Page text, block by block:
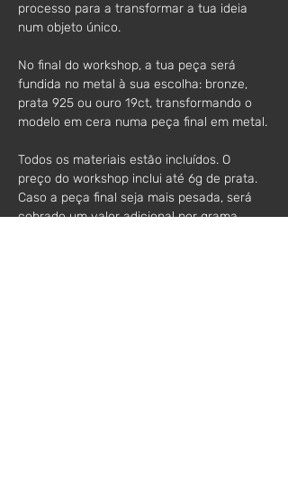
processo para a transformar a tua ideia
num objeto único.
No final do workshop, a tua peça será
fundida no metal à sua escolha: bronze,
prata 925 ou ouro 19ct, transformando o
modelo em cera numa peça final em metal.
Todos os materiais estão incluídos. O
preço do workshop inclui até 6g de prata.
Caso a peça final seja mais pesada, será
cobrado um valor adicional por grama